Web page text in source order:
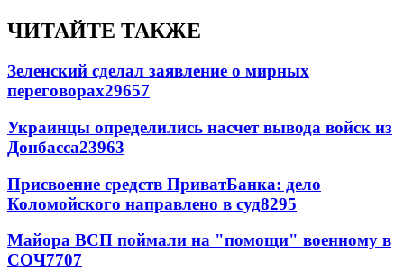
ЧИТАЙТЕ ТАКЖЕ
Зеленский сделал заявление о мирных
переговорах29657
Украинцы определились насчет вывода войск из
Донбасса23963
Присвоение средств ПриватБанка: дело
Коломойского направлено в суд8295
Майора ВСП поймали на "помощи" военному в
СОЧ7707